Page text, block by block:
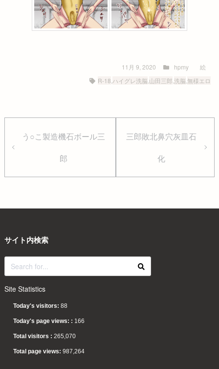
11月 9, 2020 hpmy
絵
R-18 ハイグレ洗脳 山田三郎 ,洗脳 ,無様エロ
う○こ製造機石ボール三
郎
三郎敗北鼻穴灰皿石
化
サイト内検索
Site Statistics
Today's visitors: 88
Today's page views: : 166
Total visitors : 265,070
Total page views: 987,264